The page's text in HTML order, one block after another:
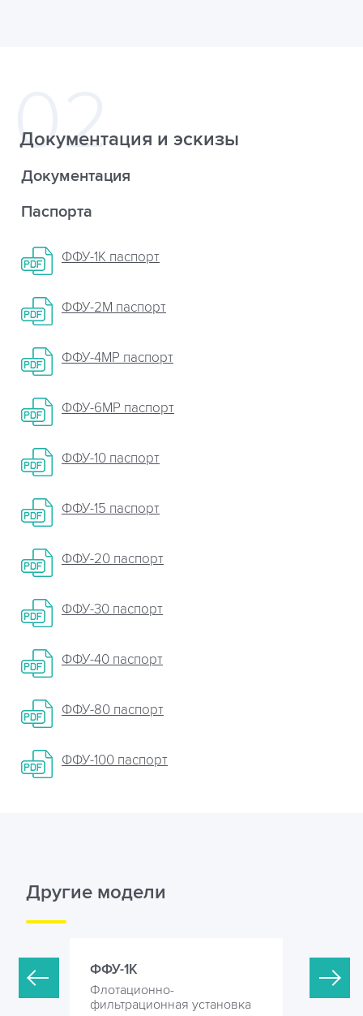
Документация и эскизы
Документация
Паспорта
ФФУ-1К паспорт
ФФУ-2М паспорт
ФФУ-4МР паспорт
ФФУ-6МР паспорт
ФФУ-10 паспорт
ФФУ-15 паспорт
ФФУ-20 паспорт
ФФУ-30 паспорт
ФФУ-40 паспорт
ФФУ-80 паспорт
ФФУ-100 паспорт
Другие модели
ФФУ-1К
Флотационно-
фильтрационная установка
ФФУ-4М